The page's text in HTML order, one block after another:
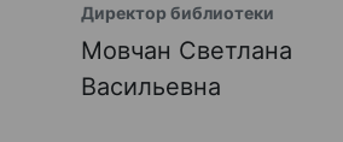
Директор библиотеки
Мовчан Светлана
Васильевна